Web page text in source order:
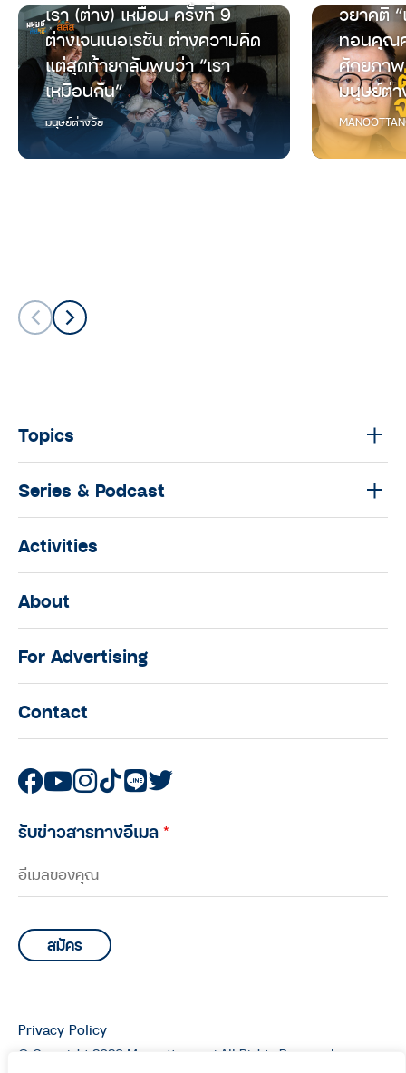
เรา (ต่าง) เหมือน ครั้งที่ 9
ต่างเจนเนอเรชัน ต่างความคิด
แต่สุดท้ายกลับพบว่า “เรา
เหมือนกัน”
มนุษย์ต่างวัย
วยาคติ
ทอนคุณ
ศักยภา
มนุษย์ต่า
Topics
Series & Podcast
Activities
About
For Advertising
Contact
รับข่าวสารทางอีเมล*
© Copyright 2026 Manoottangwai All Rights Reserved.
Privacy Policy